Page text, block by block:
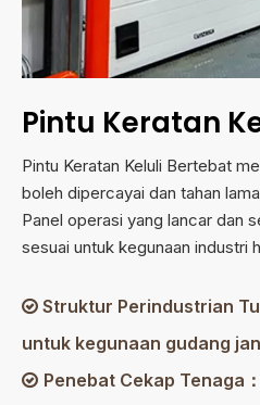
Pintu Keratan
Pintu Keratan Keluli Bertebat
boleh dipercayai dan tahan
Panel operasi yang lancar dan
sesuai untuk kegunaan industri
 Struktur Perindustrian
untuk kegunaan gudang
 Penebat Cekap Tenaga